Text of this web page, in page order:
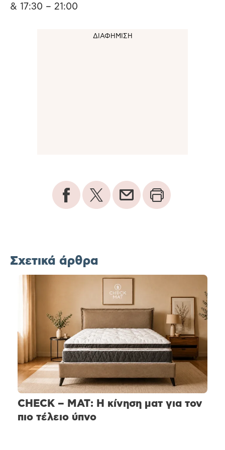
& 17:30 – 21:00
Σχετικά άρθρα
CHECK – MAT: Η κίνηση ματ για τον
πιο τέλειο ύπνο